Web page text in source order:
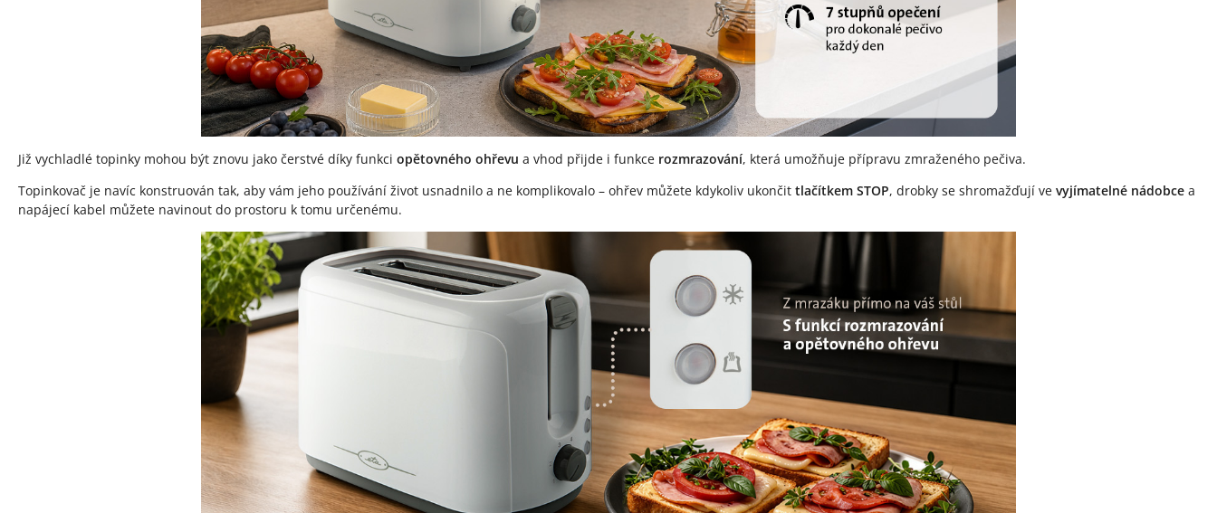
Již vychladlé topinky mohou být znovu jako čerstvé díky funkci opětovného ohřevu a vhod přijde i funkce rozmrazování, která umožňuje přípravu zmraženého pečiva.
Topinkovač je navíc konstruován tak, aby vám jeho používání život usnadnilo a ne komplikovalo – ohřev můžete kdykoliv ukončit tlačítkem STOP, drobky se shromažďují ve vyjímatelné nádobce a
napájecí kabel můžete navinout do prostoru k tomu určenému.